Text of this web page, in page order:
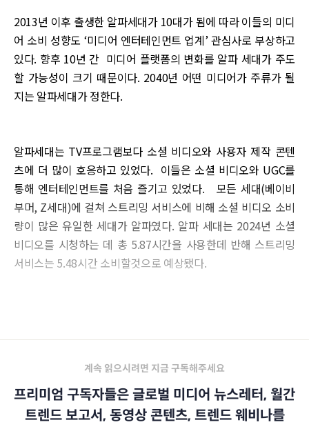
2013년 이후 출생한 알파세대가 10대가 됨에 따라 이들의 미디
어 소비 성향도 ‘미디어 엔터테인먼트 업계’ 관심사로 부상하고
있다. 향후 10년 간 미디어 플랫폼의 변화를 알파 세대가 주도
할 가능성이 크기 때문이다. 2040년 어떤 미디어가 주류가 될
지는 알파세대가 정한다.
알파세대는 TV프로그램보다 소셜 비디오와 사용자 제작 콘텐
츠에 더 많이 호응하고 있었다. 이들은 소셜 비디오와 UGC를
통해 엔터테인먼트를 처음 즐기고 있었다. 모든 세대(베이비
부머, Z세대)에 걸쳐 스트리밍 서비스에 비해 소셜 비디오 소비
량이 많은 유일한 세대가 알파였다. 알파 세대는 2024년 소셜
비디오를 시청하는 데 총 5.87시간을 사용한데 반해 스트리밍
서비스는 5.48시간 소비할것으로 예상됐다.
계속 읽으시려면 지금 구독해주세요
프리미엄 구독자들은 글로벌 미디어 뉴스레터, 월간
트렌드 보고서, 동영상 콘텐츠, 트렌드 웨비나를